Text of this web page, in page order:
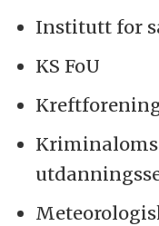
Institutt for
KS FoU